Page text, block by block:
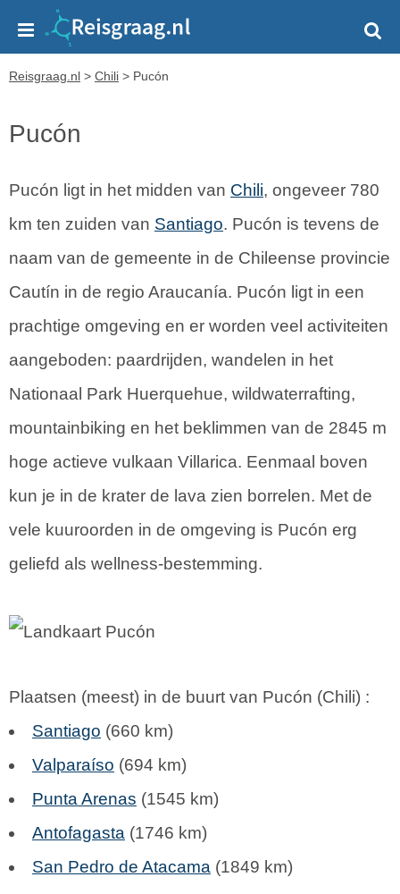
Reisgraag.nl > Chili > Pucón
Pucón
Pucón ligt in het midden van Chili, ongeveer 780
km ten zuiden van Santiago. Pucón is tevens de
naam van de gemeente in de Chileense provincie
Cautín in de regio Araucanía. Pucón ligt in een
prachtige omgeving en er worden veel activiteiten
aangeboden: paardrijden, wandelen in het
Nationaal Park Huerquehue, wildwaterrafting,
mountainbiking en het beklimmen van de 2845 m
hoge actieve vulkaan Villarica. Eenmaal boven
kun je in de krater de lava zien borrelen. Met de
vele kuuroorden in de omgeving is Pucón erg
geliefd als wellness-bestemming.
Plaatsen (meest) in de buurt van Pucón (Chili) :
Santiago (660 km)
Valparaíso (694 km)
Punta Arenas (1545 km)
Antofagasta (1746 km)
San Pedro de Atacama (1849 km)